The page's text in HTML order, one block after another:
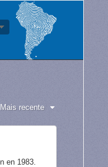
Mais recente
en 1983.